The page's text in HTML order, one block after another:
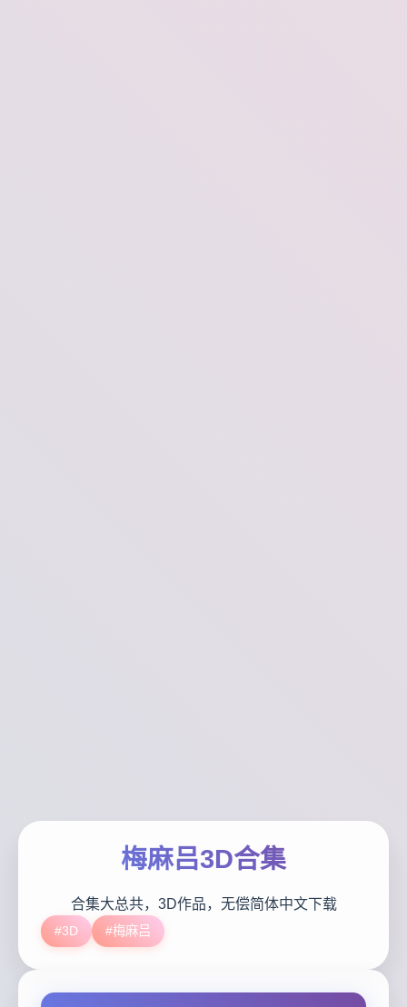
梅麻吕3D合集
合集大总共，3D作品，无偿简体中文下载
#3D #梅麻吕